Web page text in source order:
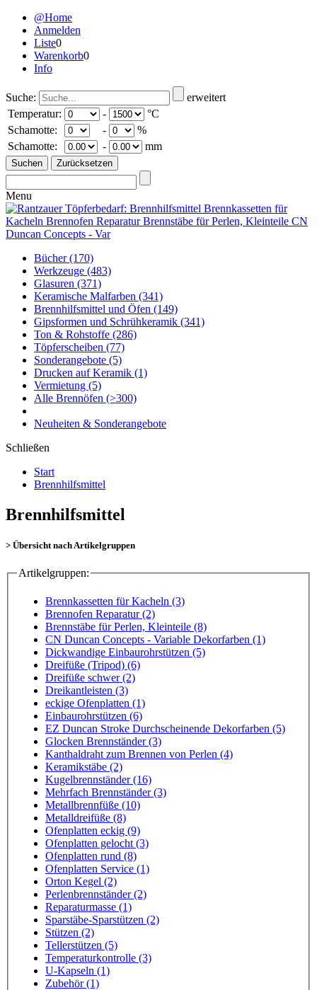
@Home
Anmelden
Liste0
Warenkorb0
Info
Suche:
erweitert
Temperatur:
-
°C
Schamotte:
-
%
Schamotte:
- mm
Menu
Bücher(170)
Werkzeuge (483)
Glasuren (371)
Keramische Malfarben (341)
Brennhilfsmittel und Öfen (149)
Gipsformen und Schrühkeramik (341)
Ton & Rohstoffe (286)
Töpferscheiben (77)
Sonderangebote (5)
Drucken auf Keramik (1)
Vermietung (5)
Alle Brennöfen (>300)
Neuheiten & Sonderangebote
Schließen
Start
Brennhilfsmittel
Brennhilfsmittel
> Übersicht nach Artikelgruppen
Artikelgruppen:
Brennkassetten für Kacheln (3)
Brennofen Reparatur (2)
Brennstäbe für Perlen, Kleinteile (8)
CN Duncan Concepts - Variable Dekorfarben (1)
Dickwandige Einbaurohrstützen (5)
Dreifüße (Tripod) (6)
Dreifüße schwer (2)
Dreikantleisten (3)
eckige Ofenplatten (1)
Einbaurohrstützen (6)
EZ Duncan Stroke Durchscheinende Dekorfarben (5)
Glocken Brennständer (3)
Kanthaldraht zum Brennen von Perlen (4)
Keramikstäbe (2)
Kugelbrennständer (16)
Mehrfach Brennständer (3)
Metallbrennfüße (10)
Metalldreifüße (8)
Ofenplatten eckig (9)
Ofenplatten gelocht (3)
Ofenplatten rund (8)
Ofenplatten Service (1)
Orton Kegel (2)
Perlenbrennständer (2)
Reparaturmasse (1)
Sparstäbe-Sparstützen (2)
Stützen (2)
Tellerstützen (5)
Temperaturkontrolle (3)
U-Kapseln (1)
Zubehör (1)